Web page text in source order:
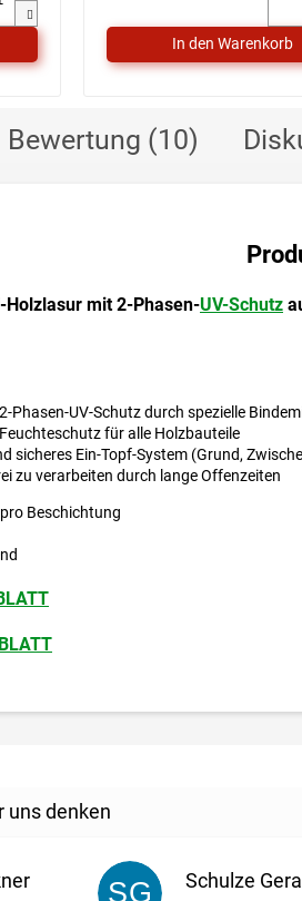
Bewertung (10)
Holzlasur mit 2-Phasen-UV-Schutz
Phasen-UV-Schutz durch spezielle
für alle Holzbauteile
sicheres Ein-Topf-System (Grund,
zu verarbeiten durch lange Offenzeiten
Beschichtung
SG Schulze